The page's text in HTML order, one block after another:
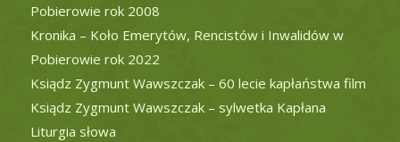
Pobierowie rok 2008
Kronika – Koło Emerytów, Rencistów i Inwalidów w
Pobierowie rok 2022
Ksiądz Zygmunt Wawszczak – 60 lecie kapłaństwa film
Ksiądz Zygmunt Wawszczak – sylwetka Kapłana
Liturgia słowa